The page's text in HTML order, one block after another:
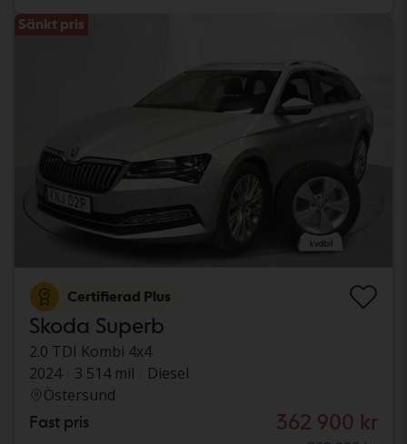
Sänkt pris
Certifierad Plus
Skoda Superb
2.0 TDI Kombi 4x4
2024
3 514 mil
Diesel
Östersund
Fast pris 362 900 kr